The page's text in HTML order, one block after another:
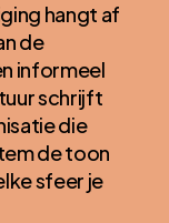
hangt af
de
informeel
schrijft
die
de toon
sfeer je